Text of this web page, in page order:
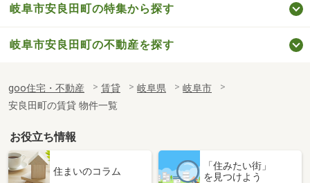
岐阜市安良田町の特集から探す
岐阜市安良田町の不動産を探す
goo住宅・不動産 賃貸 岐阜県
岐阜市
安良田町の賃貸 物件一覧
お役立ち情報
住まいのコラム
「住みたい街」
を見つけよう